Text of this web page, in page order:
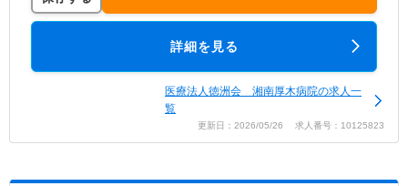
詳細を見る
医療法人徳洲会 湘南厚木病院の求人一
覧
更新日：2026/05/26 求人番号：10125823